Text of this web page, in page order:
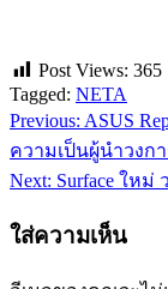
Post Views: 365
Tagged: NETA
แนะแนว
เรื่อง
Previous: ASUS
ความเป็นผู้นำวงก
Next: Surface ให
ใส่ความเห็น